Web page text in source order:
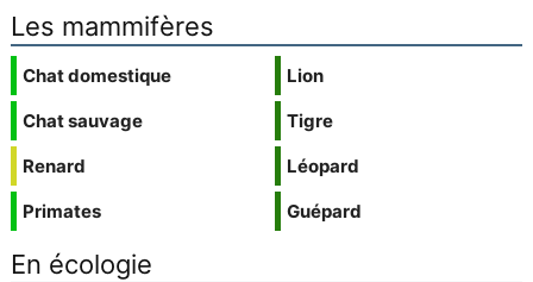
Les mammifères
Chat domestique
Chat sauvage
Renard
Primates
Lion
Tigre
Léopard
Guépard
En écologie